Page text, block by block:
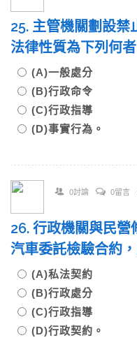
25. 主管機關劃設禁
法律性質為下列何
(A)一般處分
(B)行政命令
(C)行政指導
(D)事實行為。
0討論 0留言
26. 行政機關與民營
汽車委託檢驗合約
(A)私法契約
(B)行政處分
(C)行政指導
(D)行政契約。